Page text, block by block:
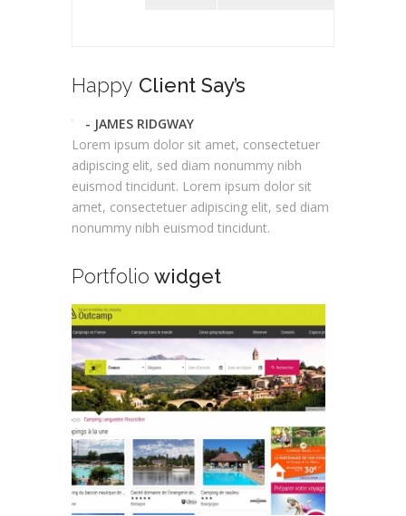
Happy Client Say’s
- JAMES RIDGWAY
Lorem ipsum dolor sit amet, consectetuer
adipiscing elit, sed diam nonummy nibh
euismod tincidunt. Lorem ipsum dolor sit
amet, consectetuer adipiscing elit, sed diam
nonummy nibh euismod tincidunt.
Portfolio widget